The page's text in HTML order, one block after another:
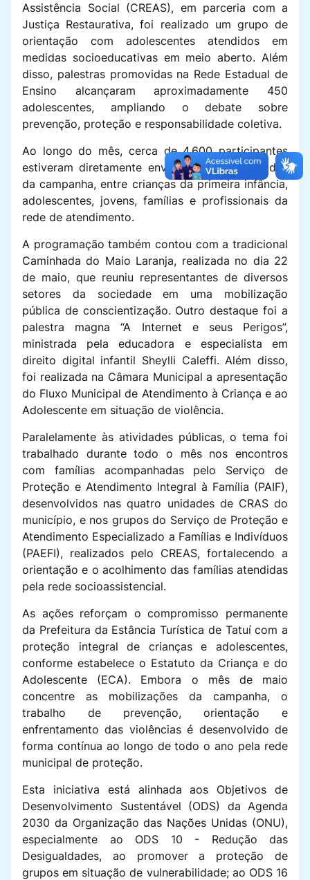
Assistência Social (CREAS), em parceria com a
Justiça Restaurativa, foi realizado um grupo de
orientação com adolescentes atendidos em
medidas socioeducativas em meio aberto. Além
disso, palestras promovidas na Rede Estadual de
Ensino alcançaram aproximadamente 450
adolescentes, ampliando o debate sobre
prevenção, proteção e responsabilidade coletiva.
Ao longo do mês, cerca de 4.600 participantes
estiveram diretamente envolvidos nas atividades
da campanha, entre crianças da primeira infância,
adolescentes, jovens, famílias e profissionais da
rede de atendimento.
A programação também contou com a tradicional
Caminhada do Maio Laranja, realizada no dia 22
de maio, que reuniu representantes de diversos
setores da sociedade em uma mobilização
pública de conscientização. Outro destaque foi a
palestra magna “A Internet e seus Perigos”,
ministrada pela educadora e especialista em
direito digital infantil Sheylli Caleffi. Além disso,
foi realizada na Câmara Municipal a apresentação
do Fluxo Municipal de Atendimento à Criança e ao
Adolescente em situação de violência.
Paralelamente às atividades públicas, o tema foi
trabalhado durante todo o mês nos encontros
com famílias acompanhadas pelo Serviço de
Proteção e Atendimento Integral à Família (PAIF),
desenvolvidos nas quatro unidades de CRAS do
município, e nos grupos do Serviço de Proteção e
Atendimento Especializado a Famílias e Indivíduos
(PAEFI), realizados pelo CREAS, fortalecendo a
orientação e o acolhimento das famílias atendidas
pela rede socioassistencial.
As ações reforçam o compromisso permanente
da Prefeitura da Estância Turística de Tatuí com a
proteção integral de crianças e adolescentes,
conforme estabelece o Estatuto da Criança e do
Adolescente (ECA). Embora o mês de maio
concentre as mobilizações da campanha, o
trabalho de prevenção, orientação e
enfrentamento das violências é desenvolvido de
forma contínua ao longo de todo o ano pela rede
municipal de proteção.
Esta iniciativa está alinhada aos Objetivos de
Desenvolvimento Sustentável (ODS) da Agenda
2030 da Organização das Nações Unidas (ONU),
especialmente ao ODS 10 - Redução das
Desigualdades, ao promover a proteção de
grupos em situação de vulnerabilidade; ao ODS 16